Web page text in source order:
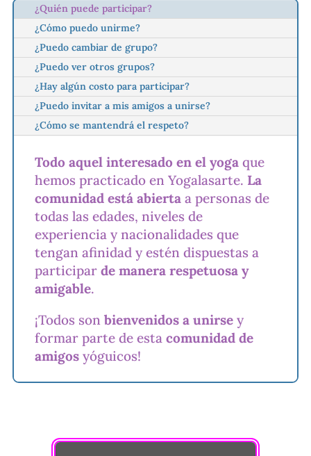
¿Quién puede participar?
¿Cómo puedo unirme?
¿Puedo cambiar de grupo?
¿Puedo ver otros grupos?
¿Hay algún costo para participar?
¿Puedo invitar a mis amigos a unirse?
¿Cómo se mantendrá el respeto?
Todo aquel interesado en el yogaque
hemos practicado en Yogalasarte. La
comunidad está abiertaa personas de
todas las edades, niveles de
experiencia y nacionalidades que
tengan afinidad y estén dispuestas a
participar de manera respetuosa y
amigable.
¡Todos son bienvenidos a unirsey
formar parte de esta comunidad de
amigosyóguicos!